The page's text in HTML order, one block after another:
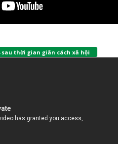
sau thời gian giãn cách xã hội